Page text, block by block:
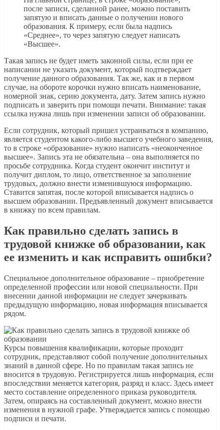
после записи, сделанной ранее, можно поставить
запятую и вписать данные о получении нового
образования. К примеру, если была надпись
«Среднее», то через запятую следует написать
«Высшее».
Такая запись не будет иметь законной силы, если при ее
написании не указать документ, который подтверждает
получение данного образования. Так же, как и в первом
случае, на обороте корочки нужно вписать наименование,
номерной знак, серию документа, дату. Затем запись нужно
подписать и заверить при помощи печати. Внимание: такая
ссылка нужна лишь при изменении записи об образовании.
Если сотрудник, который пришел устраиваться в компанию,
является студентом какого-либо высшего учебного заведения,
то в строке «образование» нужно написать «неоконченное
высшее». Запись эта не обязательна – она выполняется по
просьбе сотрудника. Когда студент окончит институт и
получит диплом, то лицо, ответственное за заполнение
трудовых, должно внести изменившуюся информацию.
Ставится запятая, после которой вписывается надпись о
высшем образовании. Предъявленный документ вписывается
в книжку по всем правилам.
Как правильно сделать запись в
трудовой книжке об образовании, как
ее изменить и как исправить ошибки?
Специальное дополнительное образование – приобретение
определенной профессии или новой специальности. При
внесении данной информации не следует зачеркивать
предыдущую информацию, новая информация вписывается
рядом.
Курсы повышения квалификации, которые проходит
сотрудник, представляют собой получение дополнительных
знаний в данной сфере. Но по правилам такая запись не
вносится в трудовую. Регистрируется лишь информация, если
впоследствии меняется категория, разряд и класс. Здесь имеет
место составление определенного приказа руководителя.
Затем, опираясь на составленный документ, можно внести
изменения в нужной графе. Утверждается запись с помощью
подписи и печати.